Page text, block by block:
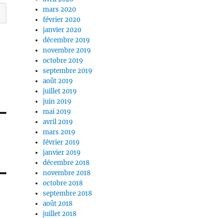
mars 2020
février 2020
janvier 2020
décembre 2019
novembre 2019
octobre 2019
septembre 2019
août 2019
juillet 2019
juin 2019
mai 2019
avril 2019
mars 2019
février 2019
janvier 2019
décembre 2018
novembre 2018
octobre 2018
septembre 2018
août 2018
juillet 2018